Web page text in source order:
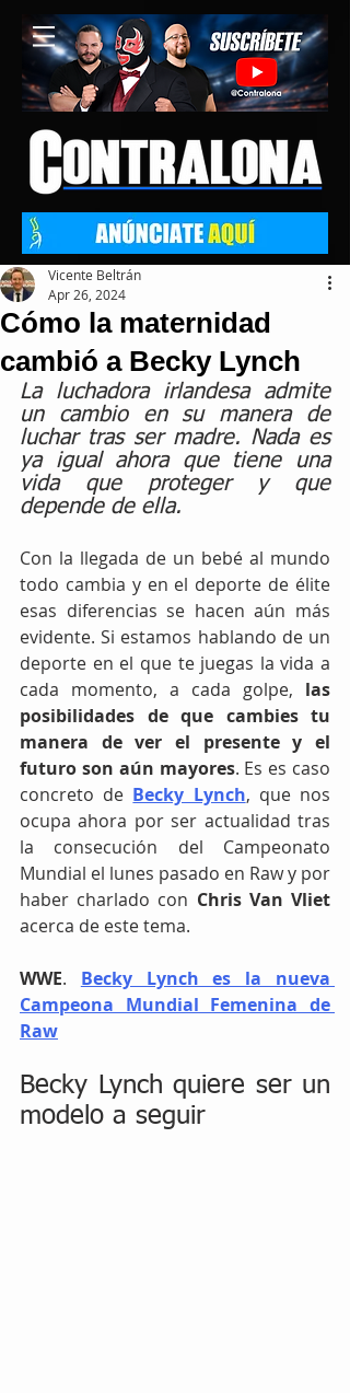
Cómo la maternidad
cambió a Becky Lynch
Vicente Beltrán
Apr 26, 2024
La luchadora irlandesa admite
un cambio en su manera de
luchar tras ser madre. Nada es
ya igual ahora que tiene una
vida que proteger y que
depende de ella.
Con la llegada de un bebé al mundo
todo cambia y en el deporte de élite
esas diferencias se hacen aún más
evidente. Si estamos hablando de un
deporte en el que te juegas la vida a
cada momento, a cada golpe, las
posibilidades de que cambies tu
manera de ver el presente y el
futuro son aún mayores. Es es caso
concreto de Becky Lynch, que nos
ocupa ahora por ser actualidad tras
la consecución del Campeonato
Mundial el lunes pasado en Raw y por
haber charlado con
acerca de este tema.
WWE. Becky Lynch es la nueva
Campeona Mundial Femenina de
Raw
Becky Lynch quiere ser un
modelo a seguir